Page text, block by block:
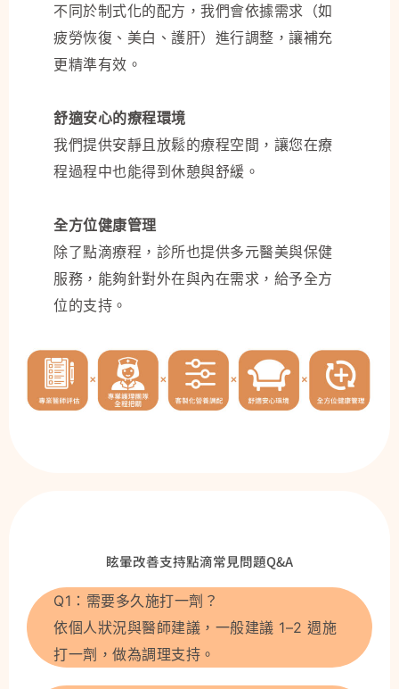
不同於制式化的配方，我們會依據需求（如
疲勞恢復、美白、護肝）進行調整，讓補充
更精準有效。
舒適安心的療程環境
我們提供安靜且放鬆的療程空間，讓您在療
程過程中也能得到休憩與舒緩。
全方位健康管理
除了點滴療程，診所也提供多元醫美與保健
服務，能夠針對外在與內在需求，給予全方
位的支持。
眩暈改善支持點滴常見問題Q&A
Q1：需要多久施打一劑？
依個人狀況與醫師建議，一般建議 1–2 週施
打一劑，做為調理支持。